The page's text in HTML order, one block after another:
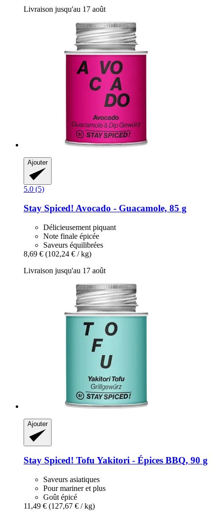
Livraison jusqu'au 17 août
Ajouter
5.0 (5)
Stay Spiced! Avocado -​ Guacamole, 85 g
Délicieusement piquant
Note finale épicée
Saveurs équilibrées
8,69 € (102,24 € / kg)
Livraison jusqu'au 17 août
Ajouter
Stay Spiced! Tofu Yakitori -​ Épices BBQ, 90 g
Saveurs asiatiques
Pour mariner et plus
Goût épicé
11,49 € (127,67 € / kg)